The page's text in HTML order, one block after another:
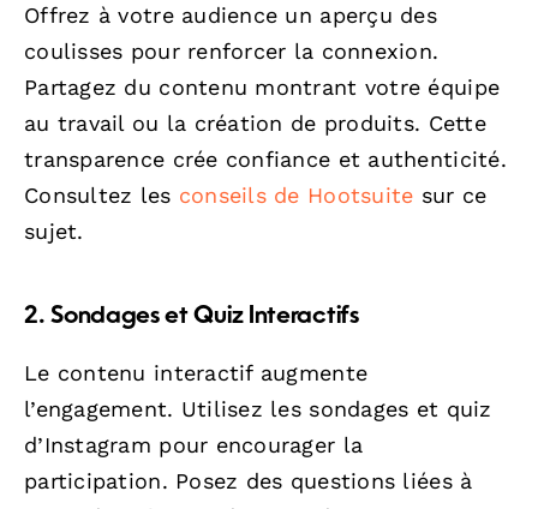
Offrez à votre audience un aperçu des
coulisses pour renforcer la connexion.
Partagez du contenu montrant votre équipe
au travail ou la création de produits. Cette
transparence crée confiance et authenticité.
Consultez les conseils de Hootsuite sur ce
sujet.
2. Sondages et Quiz Interactifs
Le contenu interactif augmente
l’engagement. Utilisez les sondages et quiz
d’Instagram pour encourager la
participation. Posez des questions liées à